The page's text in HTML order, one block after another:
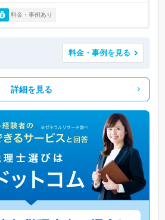
料金・事例あり
料金・事例を見る
詳細を見る